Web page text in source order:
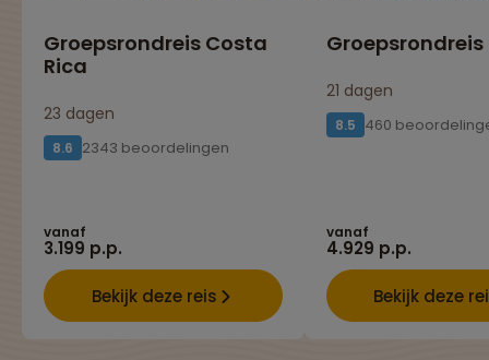
Groepsrondreis Costa
Rica
23 dagen
8.6 2343 beoordelingen
vanaf
3.199 p.p.
Bekijk deze reis
21 dagen
8.5 460
vanaf
4.929 p.p.
Bekijk deze